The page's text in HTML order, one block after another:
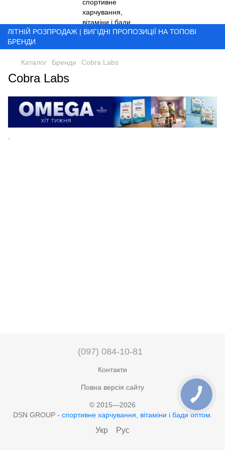
ЛІТНІЙ РОЗПРОДАЖ | ВИГІДНІ ПРОПОЗИЦІЇ НА ТОПОВІ
БРЕНДИ
Каталог Бренди Cobra Labs
Cobra Labs
.
(097) 084-10-81
Контакти
Повна версія сайту
© 2015—2026
DSN GROUP - cпортивне харчування, вітаміни і бади оптом
Укр Рус